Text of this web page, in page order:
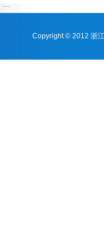
Copyright © 2012 浙